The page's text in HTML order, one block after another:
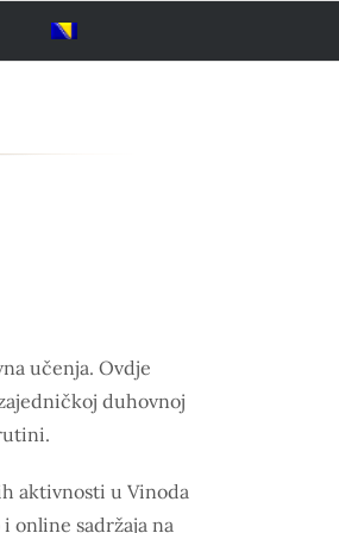
učenja. Ovdje
duhovnoj
aktivnosti u Vinoda
online sadržaja na